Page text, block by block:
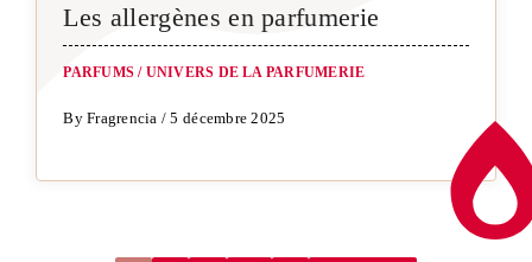
Les allergènes en parfumerie
PARFUMS / UNIVERS DE LA PARFUMERIE
By Fragrencia / 5 décembre 2025